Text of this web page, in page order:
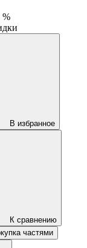
%
В избранное
К сравнению